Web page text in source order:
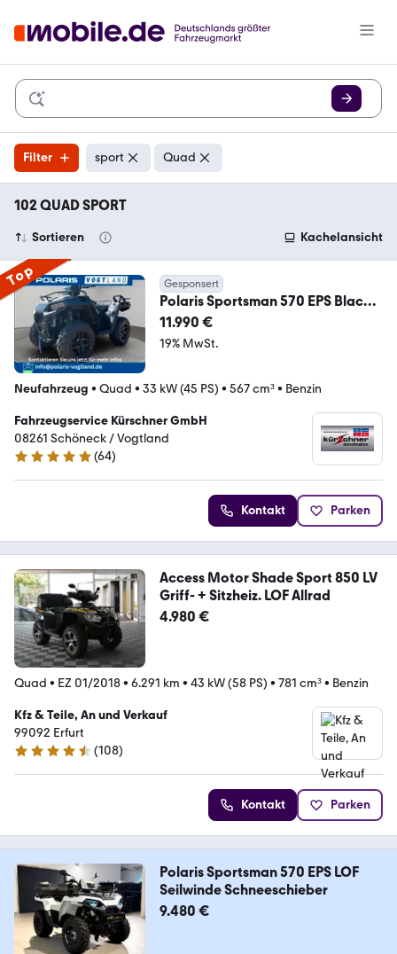
Filter sport Quad
102 QUAD SPORT
Sortieren Kachelansicht
Top Gesponsert
Polaris Sportsman 570 EPS Black
Edition Mwst ausweisbar
11.990 €
19% MwSt.
Neufahrzeug • Quad • 33 kW (45 PS) • 567 cm³• Benzin
Fahrzeugservice Kürschner GmbH
08261 Schöneck / Vogtland
4.9 Sterne
(64)
Kontakt Parken
Access Motor Shade Sport 850 LV
Griff- + Sitzheiz. LOF Allrad
4.980 €
Quad • EZ 01/2018• 6.291 km • 43 kW (58 PS) • 781 cm³• Benzin
Kfz & Teile, An und Verkauf
99092 Erfurt
4.3 Sterne
(108)
Kontakt Parken
Polaris Sportsman 570 EPS LOF
Seilwinde Schneeschieber
9.480 €